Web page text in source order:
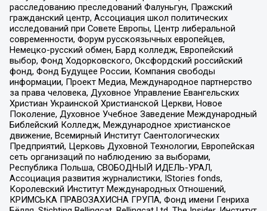
расследованию преследований Фалуньгун, Пражский
гражданский центр, Ассоциация школ политических
исследований при Совете Европы, Центр либеральной
современности, Форум русскоязычных европейцев,
Немецко-русский обмен, Бард колледж, Европейский
выбор, Фонд Ходорковского, Оксфордский российский
фонд, Фонд Будущее России, Компания свободы
информации, Проект Медиа, Международное партнерство
за права человека, Духовное Управление Евангельских
Христиан Украинской Христианской Церкви, Новое
Поколение, Духовное Учебное Заведение Международный
Библейский Колледж, Международное христианское
движение, Всемирный Институт Саентологических
Предприятий, Церковь Духовной Технологии, Европейская
сеть организаций по наблюдению за выборами,
Республика Польша, СВОБОДНЫЙ ИДЕЛЬ-УРАЛ,
Ассоциация развития журналистики, IStories fonds,
Королевский Институт Международных Отношений,
КРИМСЬКА ПРАВОЗАХИСНА ГРУПА, Фонд имени Генриха